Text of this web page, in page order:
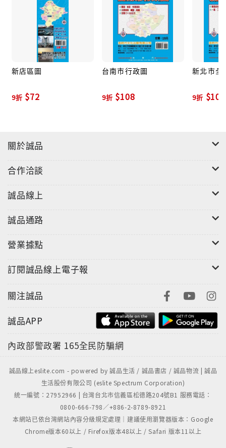
新店區圖
9折 $72
台南市行政圖
9折 $108
新北市全
9折 $108
關於誠品
合作洽談
誠品線上
誠品通路
營業據點
訂閱誠品線上電子報
關注誠品
誠品APP
內政部警政署 165全民防騙網
誠品線上eslite.com - powered by 誠品生活 / 誠品書店 / 誠品物流 | 誠品
生活股份有限公司 (eslite Spectrum Corporation)
統一編號：27952966 | 台灣台北市信義區松德路204號B1 服務電話：
0800-666-798／+886-2-8789-8921
本網站已依台灣網站內容分級規定處理｜建議使用瀏覽器版本：Google
Chrome版本60以上 / Firefox版本48以上 / Safari 版本11以上